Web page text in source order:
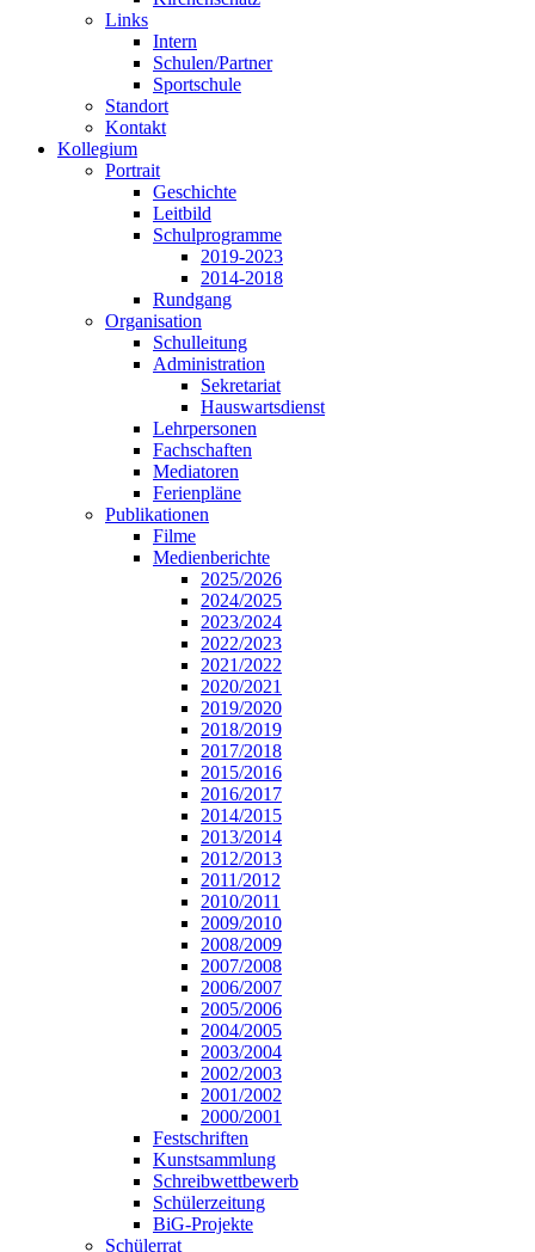
Links
Intern
Schulen/Partner
Sportschule
Standort
Kontakt
Kollegium
Portrait
Geschichte
Leitbild
Schulprogramme
2019-2023
2014-2018
Rundgang
Organisation
Schulleitung
Administration
Sekretariat
Hauswartsdienst
Lehrpersonen
Fachschaften
Mediatoren
Ferienpläne
Publikationen
Filme
Medienberichte
2025/2026
2024/2025
2023/2024
2022/2023
2021/2022
2020/2021
2019/2020
2018/2019
2017/2018
2015/2016
2016/2017
2014/2015
2013/2014
2012/2013
2011/2012
2010/2011
2009/2010
2008/2009
2007/2008
2006/2007
2005/2006
2004/2005
2003/2004
2002/2003
2001/2002
2000/2001
Festschriften
Kunstsammlung
Schreibwettbewerb
Schülerzeitung
BiG-Projekte
Schülerrat